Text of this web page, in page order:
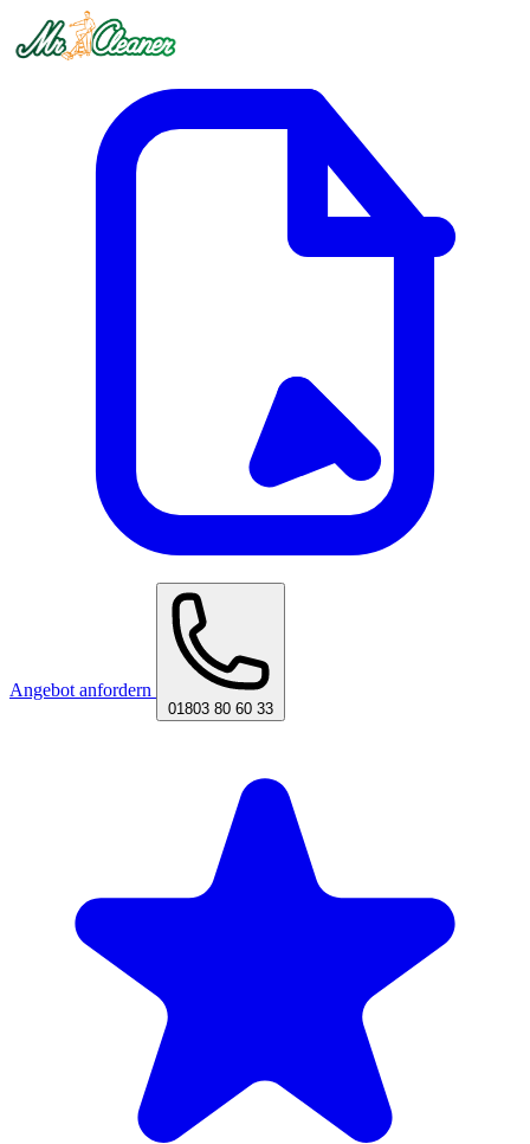
Angebot anfordern
01803 80 60 33